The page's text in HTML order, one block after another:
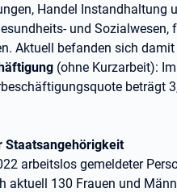
Handel Instandhaltung
und
Aktuell befanden sich
(ohne Kurzarbeit):
beträgt
Staatsangehörigkeit
arbeitslos gemeldeter
aktuell 130 Frauen und